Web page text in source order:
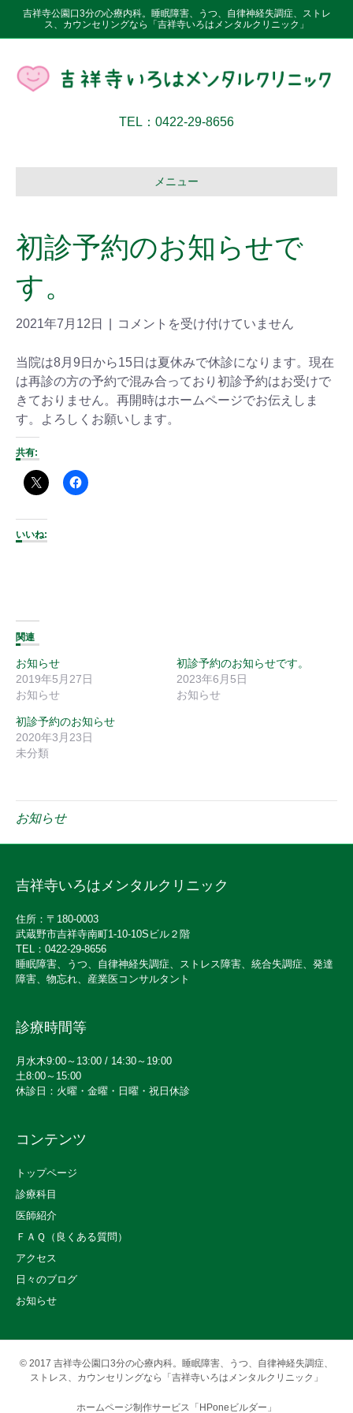
吉祥寺公園口3分の心療内科。睡眠障害、うつ、自律神経失調症、ストレ
ス、カウンセリングなら「吉祥寺いろはメンタルクリニック」
TEL：0422-29-8656
メニュー
初診予約のお知らせで
す。
2021年7月12日 コメントを受け付けていません
当院は8月9日から15日は夏休みで休診になります。現在
は再診の方の予約で混み合っており初診予約はお受けで
きておりません。再開時はホームページでお伝えしま
す。よろしくお願いします。
共有:
いいね:
関連
お知らせ
2019年5月27日
お知らせ
初診予約のお知らせです。
2023年6月5日
お知らせ
初診予約のお知らせ
2020年3月23日
未分類
お知らせ
吉祥寺いろはメンタルクリニック
住所：〒180-0003
武蔵野市吉祥寺南町1-10-10Sビル２階
TEL：0422-29-8656
睡眠障害、うつ、自律神経失調症、ストレス障害、統合失調症、発達
障害、物忘れ、産業医コンサルタント
診療時間等
月水木9:00～13:00 / 14:30～19:00
土8:00～15:00
休診日：火曜・金曜・日曜・祝日休診
コンテンツ
トップページ
診療科目
医師紹介
ＦＡＱ（良くある質問）
アクセス
日々のブログ
お知らせ
© 2017 吉祥寺公園口3分の心療内科。睡眠障害、うつ、自律神経失調症、
ストレス、カウンセリングなら「吉祥寺いろはメンタルクリニック」
ホームページ制作サービス「HPoneビルダー」